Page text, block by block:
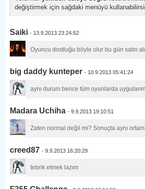
değiştirmek için sağdaki menüyü
Saiki - 13.9.2013 23:24:52
Oyuncu dostluğu böyle olur bu gün satın
big daddy kunteper - 10.9.2013 05:41:24
aynı durum bence tüm oyunlarda
Madara Uchiha - 9.9.2013 19:10:51
Zaten normal değil mi? Sonuçta aynı
creed87 - 9.9.2013 16:20:29
tebrik etmek lazım